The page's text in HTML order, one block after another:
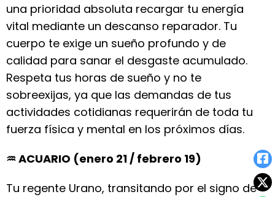
una prioridad absoluta recargar tu energía
vital mediante un descanso reparador. Tu
cuerpo te exige un sueño profundo y de
calidad para sanar el desgaste acumulado.
Respeta tus horas de sueño y no te
sobreexijas, ya que las demandas de tus
actividades cotidianas requerirán de toda tu
fuerza física y mental en los próximos días.
♒ ACUARIO (enero 21 / febrero 19)
Tu regente Urano, transitando por el signo de